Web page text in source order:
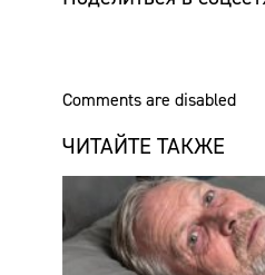
Comments are disabled
ЧИТАЙТЕ ТАКЖЕ